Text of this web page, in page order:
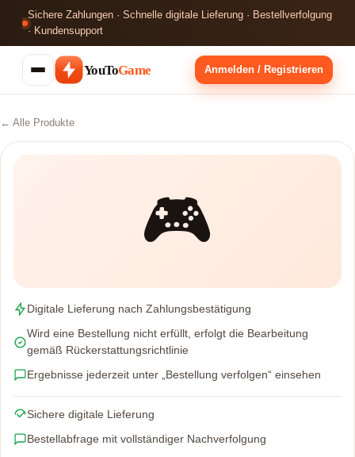
Sichere Zahlungen · Schnelle digitale Lieferung · Bestellverfolgung
· Kundensupport
YouToGame Anmelden / Registrieren
← Alle Produkte
🎮
Digitale Lieferung nach Zahlungsbestätigung
Wird eine Bestellung nicht erfüllt, erfolgt die Bearbeitung
gemäß Rückerstattungsrichtlinie
Ergebnisse jederzeit unter „Bestellung verfolgen“ einsehen
Sichere digitale Lieferung
Bestellabfrage mit vollständiger Nachverfolgung